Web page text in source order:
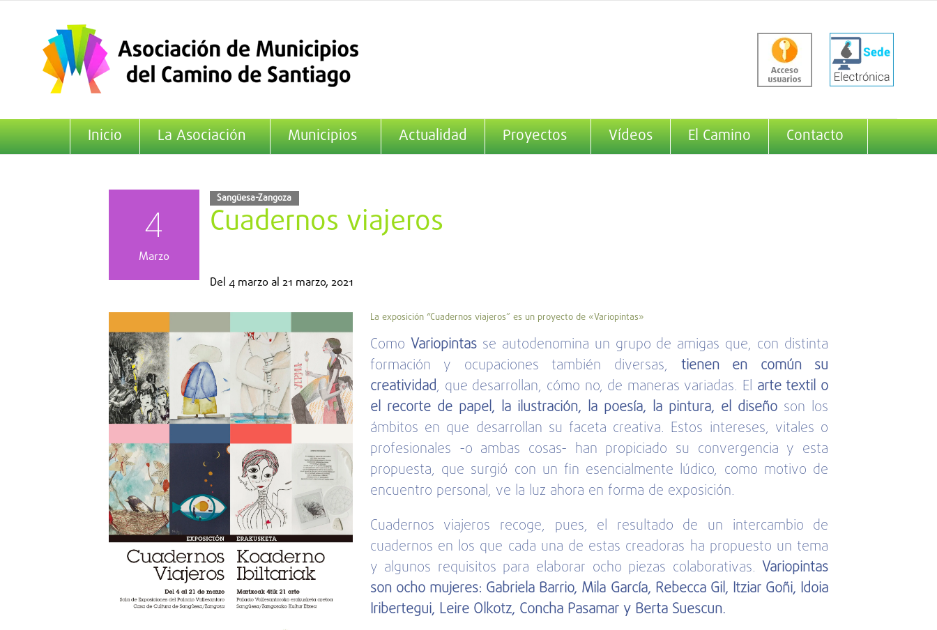
contenido
Inicio La Asociación Municipios Actualidad Proyectos Vídeos El Camino Contacto
4
Marzo
Sangüesa-Zangoza
Cuadernos viajeros
Del 4 marzo al 21 marzo, 2021
La exposición “Cuadernos viajeros” es un proyecto de «Variopintas»
Como Variopintasse autodenomina un grupo de amigas que, con distinta
formación y ocupaciones también diversas, tienen en común su
creatividad, que desarrollan, cómo no, de maneras variadas. El arte textil o
el recorte de papel, la ilustración, la poesía, la pintura, el diseño son los
ámbitos en que desarrollan su faceta creativa. Estos intereses, vitales o
profesionales -o ambas cosas- han propiciado su convergencia y esta
propuesta, que surgió con un fin esencialmente lúdico, como motivo de
encuentro personal, ve la luz ahora en forma de exposición.
Cuadernos viajeros recoge, pues, el resultado de un intercambio de
cuadernos en los que cada una de estas creadoras ha propuesto un tema
y algunos requisitos para elaborar ocho piezas colaborativas.Variopintas
son ocho mujeres: Gabriela Barrio, Mila García, Rebecca Gil, Itziar Goñi, Idoia
Iribertegui, Leire Olkotz, Concha Pasamar y Berta Suescun.